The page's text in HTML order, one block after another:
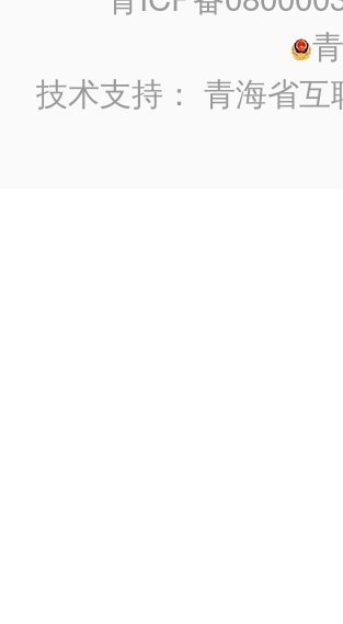
技术支持：青海省互